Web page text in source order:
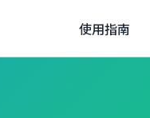
使用指南